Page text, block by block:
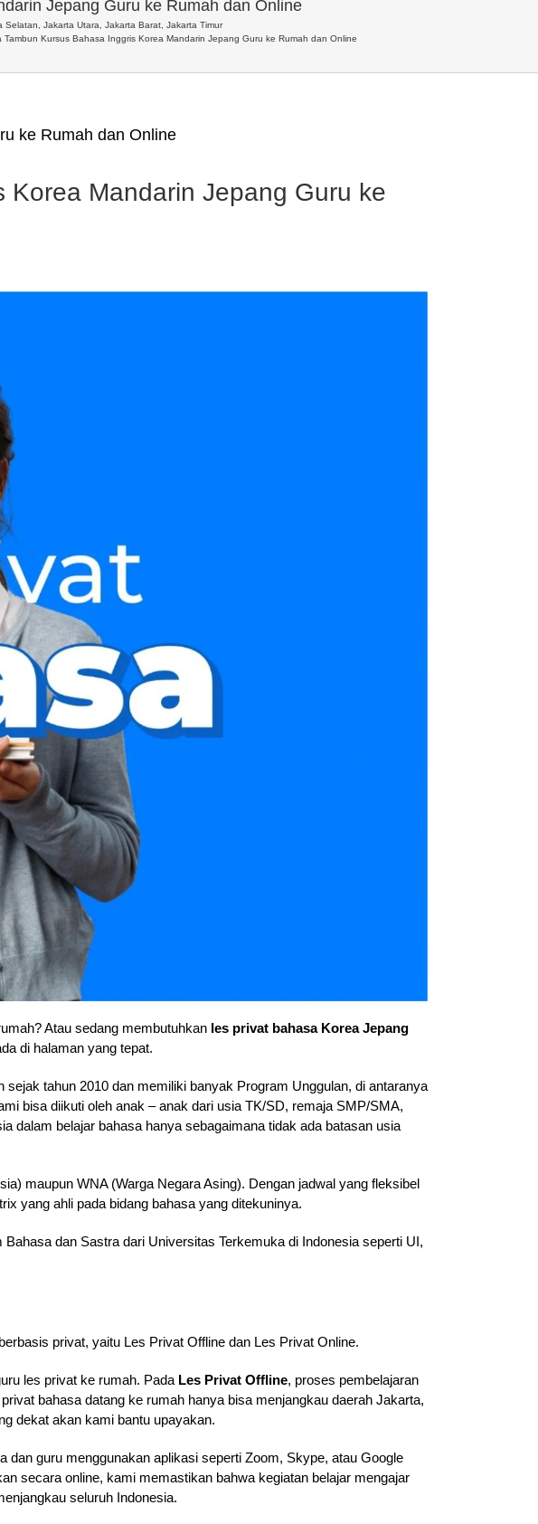
Jepang Guru ke Rumah dan Online
Jakarta Utara, Jakarta Barat, Jakarta Timur
Tambun Kursus Bahasa Inggris Korea Mandarin Jepang Guru ke Rumah dan Online
ke Rumah dan Online
Korea Mandarin Jepang Guru ke
Atau sedang membutuhkan les privat bahasa Korea Jepang
di halaman yang tepat.
tahun 2010 dan memiliki banyak Program Unggulan, di antaranya
bisa diikuti oleh anak – anak dari usia TK/SD, remaja SMP/SMA,
dalam belajar bahasa hanya sebagaimana tidak ada batasan usia
maupun WNA (Warga Negara Asing). Dengan jadwal yang fleksibel
yang ahli pada bidang bahasa yang ditekuninya.
dan Sastra dari Universitas Terkemuka di Indonesia seperti UI,
privat, yaitu Les Privat Offline dan Les Privat Online.
les privat ke rumah. Pada Les Privat Offline, proses pembelajaran
bahasa datang ke rumah hanya bisa menjangkau daerah Jakarta,
dekat akan kami bantu upayakan.
guru menggunakan aplikasi seperti Zoom, Skype, atau Google
secara online, kami memastikan bahwa kegiatan belajar mengajar
seluruh Indonesia.